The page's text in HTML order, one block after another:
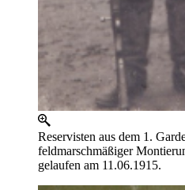
Reservisten aus dem 1.
feldmarschmäßiger
gelaufen am 11.06.1915.